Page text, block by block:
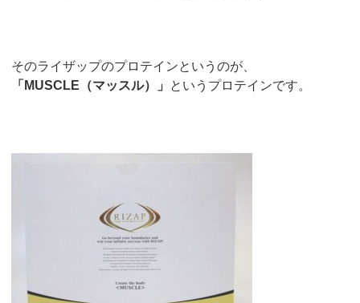
そのライザップのプロテインというのが、
「MUSCLE（マッスル）」 というプロテインです。